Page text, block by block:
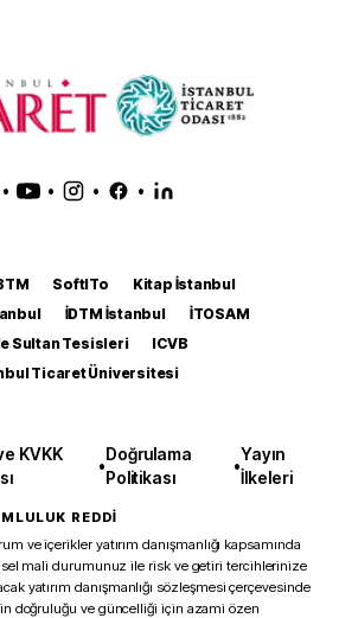
• • • •
SoftITo
Kitap İstanbul
İDTM İstanbul
İTOSAM
Sultan Tesisleri
ICVB
Ticaret Üniversitesi
KVKK
•
Doğrulama
Politikası
•
Yayın
İlkeleri
REDDİ
ve içerikler yatırım danışmanlığı kapsamında
mali durumunuz ile risk ve getiri tercihlerinize
yatırım danışmanlığı sözleşmesi çerçevesinde
doğruluğu ve güncelliği için azami özen